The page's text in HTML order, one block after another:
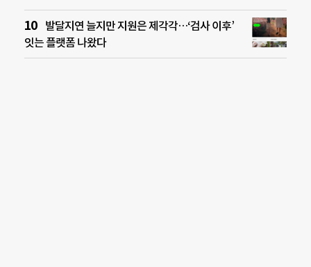
발달지연 늘지만 지원은 제각각…‘검사 이후’
잇는 플랫폼 나왔다